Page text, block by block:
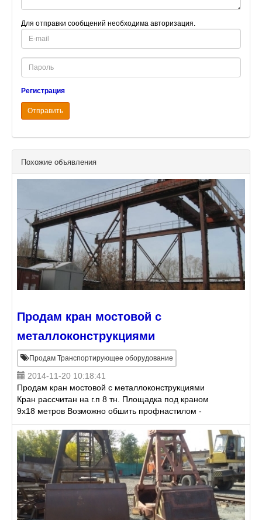
Для отправки сообщений необходима авторизация.
E-
mail
Password
Регистрация
Отправить
Похожие объявления
Продам кран мостовой с
металлоконструкциями
Продам Транспортирующее оборудование
2014-11-20 10:18:41
Продам кран мостовой с металлоконструкциями
Кран рассчитан на г.п 8 тн. Площадка под краном
9х18 метров Возможно обшить профнастилом -
будет холодный ангар. Цена 300 000 руб. Торг
уместен Але